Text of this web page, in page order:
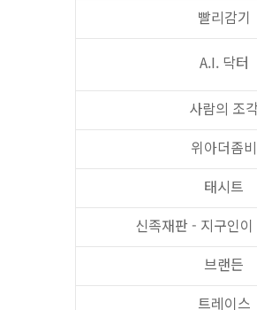
빨리감기
A.I. 닥터
사람의 조
위아더좀비
태시트
신족재판 - 지구인
브랜든
트레이스